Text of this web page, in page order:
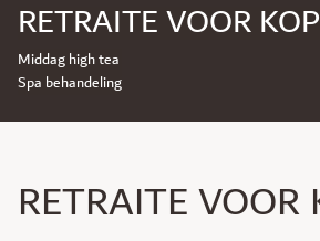
RETRAITE VOOR
Middag high tea
Spa behandeling
RETRAITE VOOR